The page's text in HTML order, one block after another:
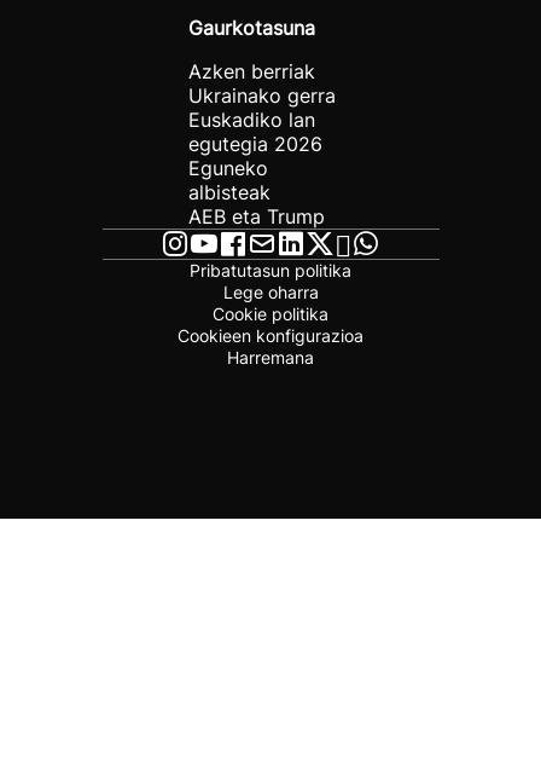
Gaurkotasuna
Azken berriak
Ukrainako gerra
Euskadiko lan
egutegia 2026
Eguneko
albisteak
AEB eta Trump
Pribatutasun politika
Lege oharra
Cookie politika
Cookieen konfigurazioa
Harremana